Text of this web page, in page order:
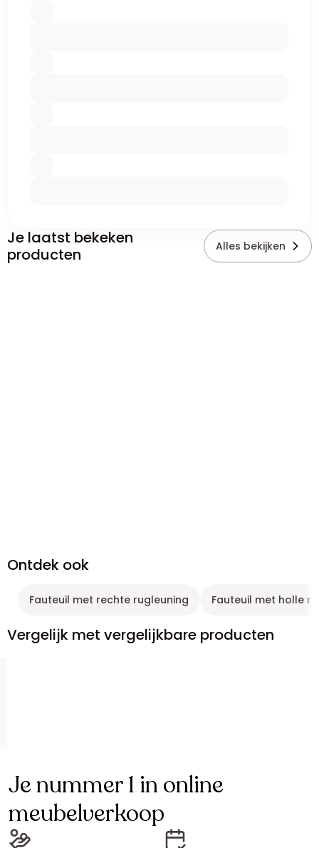
Je laatst bekeken
producten
Alles bekijken
Ontdek ook
Fauteuil met rechte rugleuning Fauteuil met holle
Vergelijk met vergelijkbare producten
Je nummer 1 in online
meubelverkoop